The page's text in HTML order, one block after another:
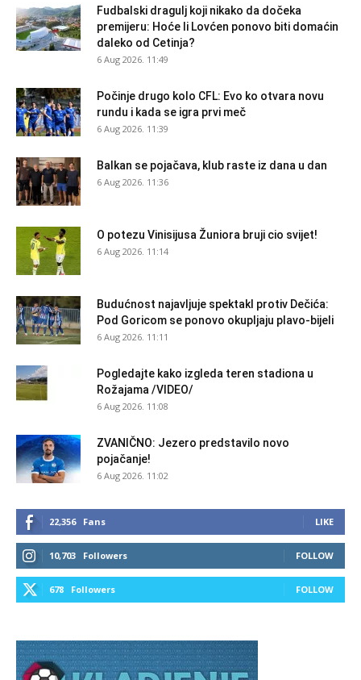
Fudbalski dragulj koji nikako da dočeka
premijeru: Hoće li Lovćen ponovo biti domaćin
daleko od Cetinja?
6 Aug 2026. 11:49
Počinje drugo kolo CFL: Evo ko otvara novu
rundu i kada se igra prvi meč
6 Aug 2026. 11:39
Balkan se pojačava, klub raste iz dana u dan
6 Aug 2026. 11:36
O potezu Vinisijusa Žuniora bruji cio svijet!
6 Aug 2026. 11:14
Budućnost najavljuje spektakl protiv Dečića:
Pod Goricom se ponovo okupljaju plavo-bijeli
6 Aug 2026. 11:11
Pogledajte kako izgleda teren stadiona u
Rožajama /VIDEO/
6 Aug 2026. 11:08
ZVANIČNO: Jezero predstavilo novo
pojačanje!
6 Aug 2026. 11:02
22,356 Fans LIKE
10,703 Followers FOLLOW
678 Followers FOLLOW